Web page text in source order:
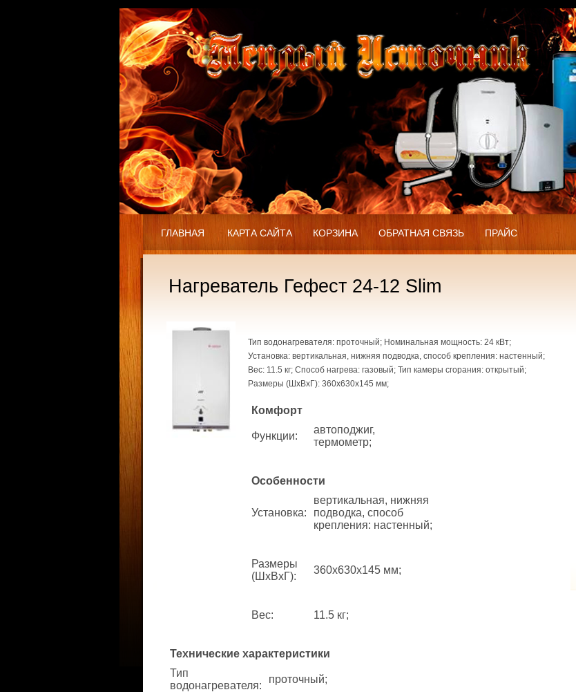
ГЛАВНАЯ КАРТА САЙТА КОРЗИНА ОБРАТНАЯ СВЯЗЬ ПРАЙС
Нагреватель Гефест 24-12 Slim
Тип водонагревателя: проточный; Номинальная мощность: 24 кВт;
Установка: вертикальная, нижняя подводка, способ крепления: настенный;
Вес: 11.5 кг; Способ нагрева: газовый; Тип камеры сгорания: открытый;
Размеры (ШхВхГ): 360x630x145 мм;
Комфорт
Функции:
автоподжиг,
термометр;
Особенности
Установка:
вертикальная, нижняя
подводка, способ
крепления: настенный;
Размеры
(ШхВхГ):
360x630x145 мм;
Вес: 11.5 кг;
Технические характеристики
Тип
водонагревателя:
проточный;